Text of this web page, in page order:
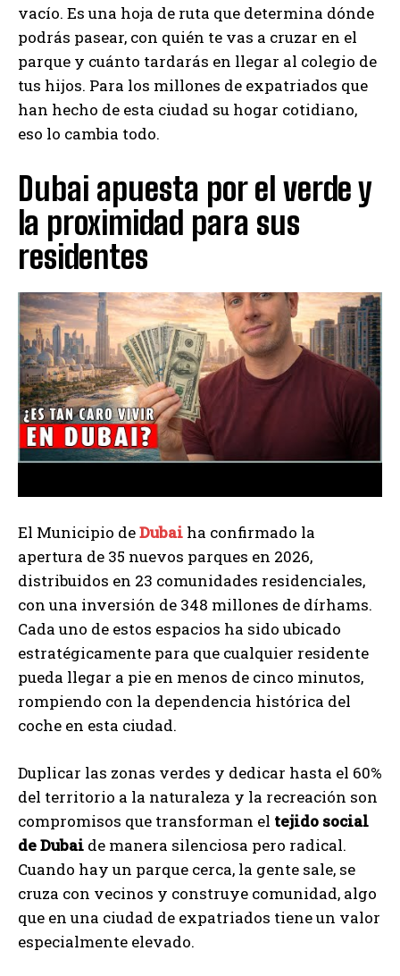
vacío. Es una hoja de ruta que determina dónde
podrás pasear, con quién te vas a cruzar en el
parque y cuánto tardarás en llegar al colegio de
tus hijos. Para los millones de expatriados que
han hecho de esta ciudad su hogar cotidiano,
eso lo cambia todo.
Dubai apuesta por el verde y
la proximidad para sus
residentes
El Municipio deDubai ha confirmado la
apertura de 35 nuevos parques en 2026,
distribuidos en 23 comunidades residenciales,
con una inversión de 348 millones de dírhams.
Cada uno de estos espacios ha sido ubicado
estratégicamente para que cualquier residente
pueda llegar a pie en menos de cinco minutos,
rompiendo con la dependencia histórica del
coche en esta ciudad.
Duplicar las zonas verdes y dedicar hasta el 60%
del territorio a la naturaleza y la recreación son
compromisos que transforman el tejido social
de Dubai de manera silenciosa pero radical.
Cuando hay un parque cerca, la gente sale, se
cruza con vecinos y construye comunidad, algo
que en una ciudad de expatriados tiene un valor
especialmente elevado.